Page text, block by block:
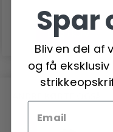
Læg i kurv
Spar
Bliv en del
og få